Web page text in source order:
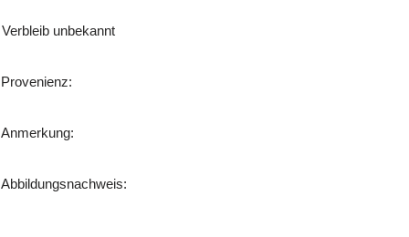
Verbleib unbekannt
Provenienz:
Anmerkung:
Abbildungsnachweis: